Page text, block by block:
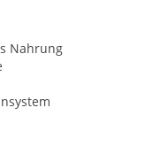
Nahrung